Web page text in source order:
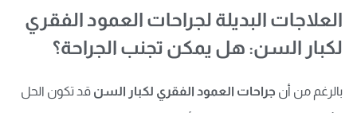
العلاجات البديلة لجراحات العمود الفقري
لكبار السن: هل يمكن تجنب الجراحة؟
بالرغم من أن جراحات العمود الفقري لكبار السن قد تكون الحل